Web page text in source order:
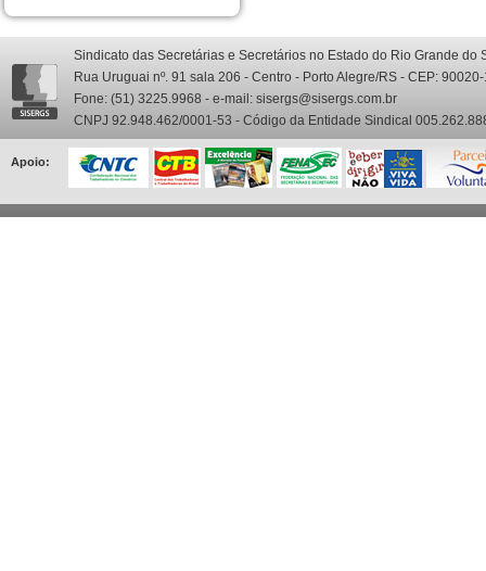
Sindicato das Secretárias e Secretários no Estado do Rio Grande do
Rua Uruguai nº. 91 sala 206 - Centro - Porto Alegre/RS - CEP:
Fone: (51) 3225.9968 - e-mail: sisergs@sisergs.com.br
CNPJ 92.948.462/0001-53 - Código da Entidade Sindical
Apoio: